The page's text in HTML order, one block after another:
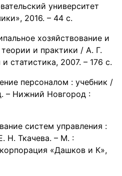
университет
2016. – 44 с.
хозяйствование и
и практики / А. Г.
статистика, 2007. – 176 с.
персоналом : учебник /
– Нижний Новгород :
систем управления :
Н. Ткачева. – М. :
«Дашков и К»,